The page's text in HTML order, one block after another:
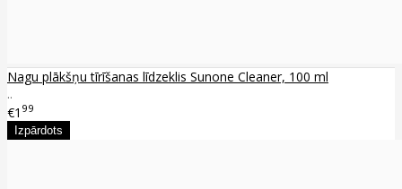
Nagu plākšņu tīrīšanas līdzeklis Sunone Cleaner, 100 ml
..
€1 99